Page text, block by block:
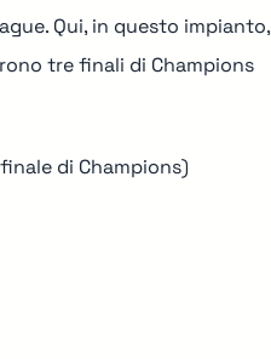
Qui, in questo impianto,
tre finali di Champions
di Champions)